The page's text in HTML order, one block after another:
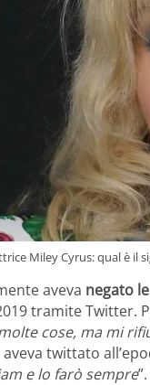
Miley Cyrus: qual è il
aveva negato
tramite Twitter.
cose, ma mi
aveva twittato
e lo farò sempre”.